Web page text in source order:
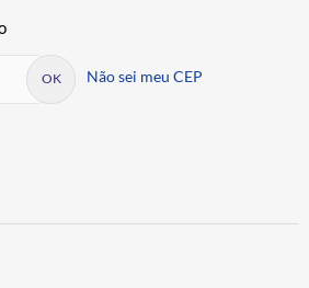
Não sei meu CEP